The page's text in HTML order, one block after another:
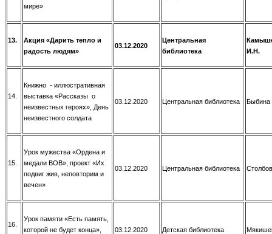
мире»
13.
Акция «Дарить тепло и
радость людям»
03.12.2020
Центральная
библиотека
И.Н.
14.
Книжно - иллюстративная
выставка «Рассказы о
неизвестных героях», День
неизвестного солдата
03.12.2020 Центральная библиотека Быбина
15.
Урок мужества «Ордена и
медали ВОВ», проект «Их
подвиг жив, неповторим и
вечен»
03.12.2020 Центральная библиотека
16.
Урок памяти «Есть память,
которой не будет конца»,
03.12.2020 Детская библиотека